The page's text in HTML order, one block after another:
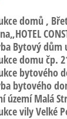
domů ,
Bytový dům
domu čp.
bytového
bytového
území Malá
vily Velké